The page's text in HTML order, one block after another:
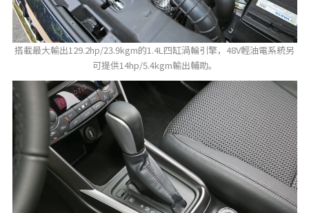
搭載最大輸出129.2hp/23.9kgm的1.4L四缸渦輪引擎，48V輕油電系統另
可提供14hp/5.4kgm輸出輔助。